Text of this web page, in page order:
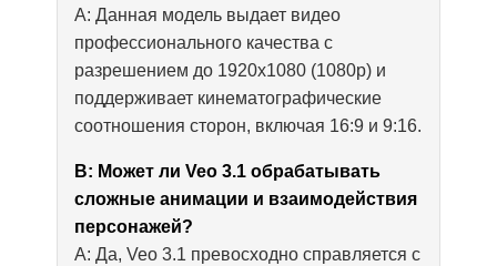
A: Данная модель выдает видео
профессионального качества с
разрешением до 1920x1080 (1080p) и
поддерживает кинематографические
соотношения сторон, включая 16:9 и 9:16.
В: Может ли Veo 3.1 обрабатывать
сложные анимации и взаимодействия
персонажей?
A: Да, Veo 3.1 превосходно справляется с